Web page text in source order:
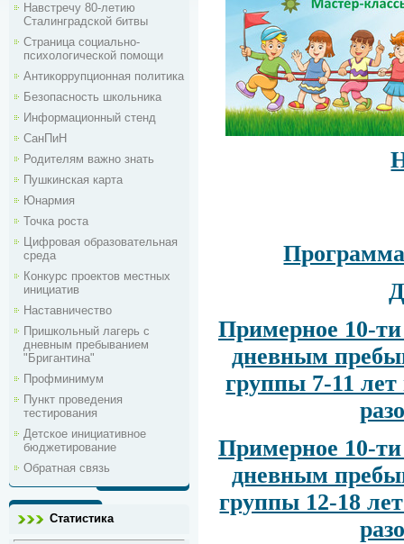
Навстречу 80-летию
Сталинградской битвы
Страница социально-
психологической помощи
Антикоррупционная политика
Безопасность школьника
Информационный стенд
СанПиН
Родителям важно знать
Пушкинская карта
Юнармия
Точка роста
Цифровая образовательная
среда
Конкурс проектов местных
инициатив
Наставничество
Пришкольный лагерь с
дневным пребыванием
"Бригантина"
Профминимум
Пункт проведения
тестирования
Детское инициативное
бюджетирование
Обратная связь
Статистика
Примерное 10-
дневным
группы 7-11
Примерное 10-
дневным
группы 12-18